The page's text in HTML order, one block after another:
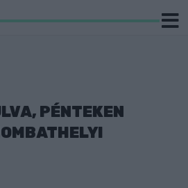
PÉNTEKEN